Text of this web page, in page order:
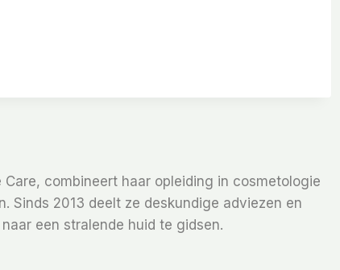
combineert haar opleiding in cosmetologie
Sinds 2013 deelt ze deskundige adviezen en
een stralende huid te gidsen.